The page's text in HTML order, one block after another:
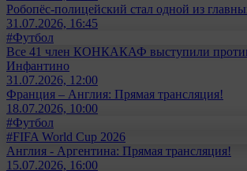
Робопёс-полицейский стал одной из
31.07.2026, 16:45
#Футбол
Все 41 член КОНКАКАФ выступили
Инфантино
31.07.2026, 12:00
Франция – Англия: Прямая трансляция!
18.07.2026, 10:00
#Футбол
#FIFA World Cup 2026
Англия - Аргентина: Прямая трансляция!
15.07.2026, 16:00